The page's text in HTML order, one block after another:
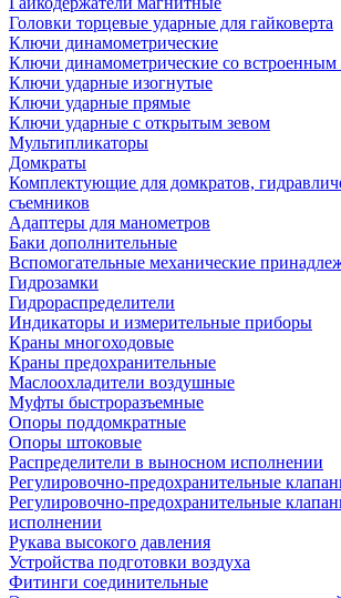
Головки торцевые ударные для гайковерта
Ключи динамометрические
Ключи динамометрические со встроенным
Ключи ударные изогнутые
Ключи ударные прямые
Ключи ударные с открытым зевом
Мультипликаторы
Домкраты
Комплектующие для домкратов,
съемников
Адаптеры для манометров
Баки дополнительные
Вспомогательные механические
Гидрозамки
Гидрораспределители
Индикаторы и измерительные приборы
Краны многоходовые
Краны предохранительные
Маслоохладители воздушные
Муфты быстроразъемные
Опоры поддомкратные
Опоры штоковые
Распределители в выносном исполнении
Регулировочно-предохранительные
Регулировочно-предохранительные
исполнении
Рукава высокого давления
Устройства подготовки воздуха
Фитинги соединительные